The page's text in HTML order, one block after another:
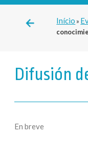
Início »
Difusión
En breve